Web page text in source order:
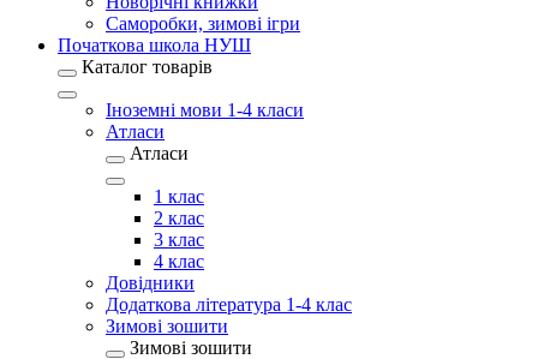
Саморобки, зимові ігри
Початкова школа НУШ
Каталог товарів
Іноземні мови 1-4 класи
Атласи
Атласи
1 клас
2 клас
3 клас
4 клас
Довідники
Додаткова література 1-4 клас
Зимові зошити
Зимові зошити